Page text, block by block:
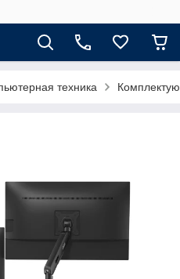
техника